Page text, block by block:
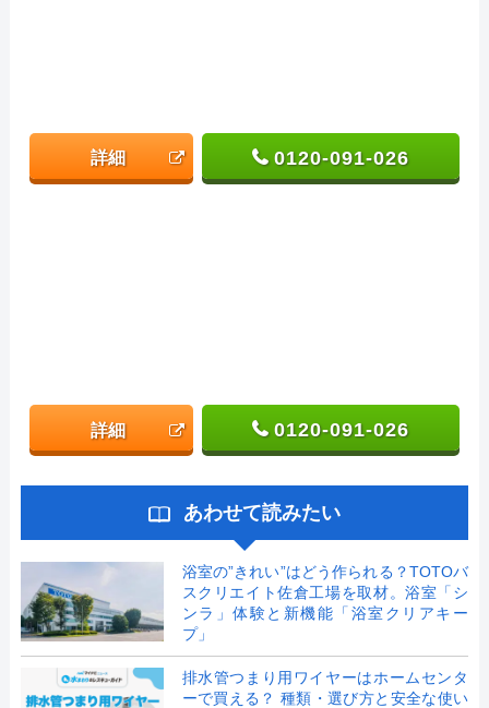
詳細 0120-091-026
詳細 0120-091-026
あわせて読みたい
浴室の”きれい”はどう作られる？TOTOバ
スクリエイト佐倉工場を取材。浴室「シ
ンラ」体験と新機能「浴室クリアキー
プ」
排水管つまり用ワイヤーはホームセンタ
ーで買える？ 種類・選び方と安全な使い